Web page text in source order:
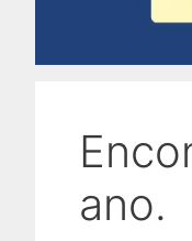
ano.